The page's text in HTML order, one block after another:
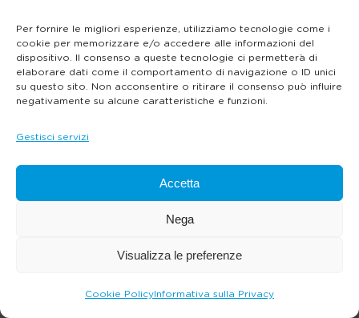
Per fornire le migliori esperienze, utilizziamo tecnologie come i
cookie per memorizzare e/o accedere alle informazioni del
dispositivo. Il consenso a queste tecnologie ci permetterà di
elaborare dati come il comportamento di navigazione o ID unici
su questo sito. Non acconsentire o ritirare il consenso può influire
negativamente su alcune caratteristiche e funzioni.
Gestisci servizi
Accetta
Nega
Visualizza le preferenze
Cookie PolicyInformativa sulla Privacy